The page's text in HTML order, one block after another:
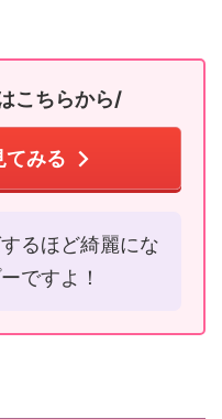
こちらから/
てみる
るほど綺麗にな
ですよ！